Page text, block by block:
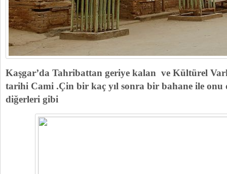
Kaşgar’da Tahribattan geriye kalan ve Kültürel
tarihi Cami .Çin bir kaç yıl sonra bir bahane ile onu
diğerleri gibi